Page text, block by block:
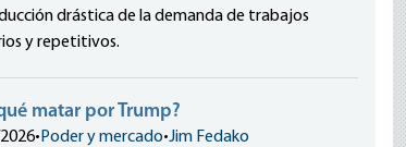
drástica de la demanda de trabajos
y repetitivos.
matar por Trump?
• Poder y mercado•Jim Fedako